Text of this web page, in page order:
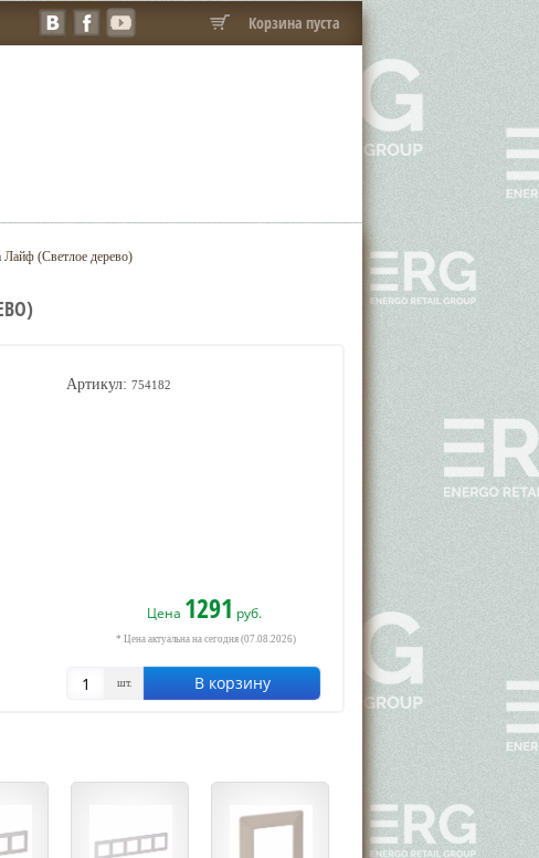
Корзина пуста
(Светлое дерево)
Артикул: 754182
Цена 1291 руб.
* Цена актуальна на сегодня (07.08.2026)
шт. В корзину